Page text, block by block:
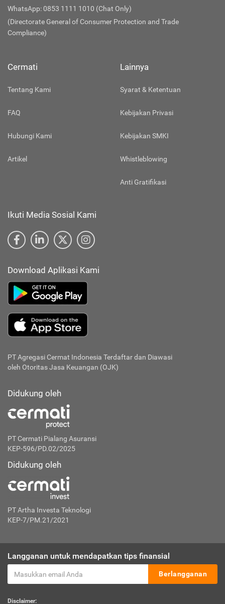
WhatsApp: 0853 1111 1010 (Chat Only)
(Directorate General of Consumer Protection and Trade
Compliance)
Cermati
Tentang Kami
FAQ
Hubungi Kami
Artikel
Lainnya
Syarat & Ketentuan
Kebijakan Privasi
Kebijakan SMKI
Whistleblowing
Anti Gratifikasi
Ikuti Media Sosial Kami
Download Aplikasi Kami
PT Agregasi Cermat Indonesia Terdaftar dan Diawasi
oleh Otoritas Jasa Keuangan (OJK)
Didukung oleh
PT Cermati Pialang Asuransi
KEP-596/PD.02/2025
Didukung oleh
PT Artha Investa Teknologi
KEP-7/PM.21/2021
Langganan untuk mendapatkan tips finansial
Berlangganan
Disclaimer: